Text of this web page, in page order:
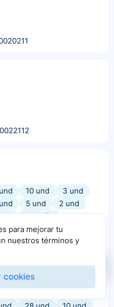
10 und
3 und
5 und
2 und
+7más
R1
para mejorar tu
nuestros términos y
cookies